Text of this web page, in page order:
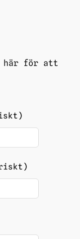
här för att